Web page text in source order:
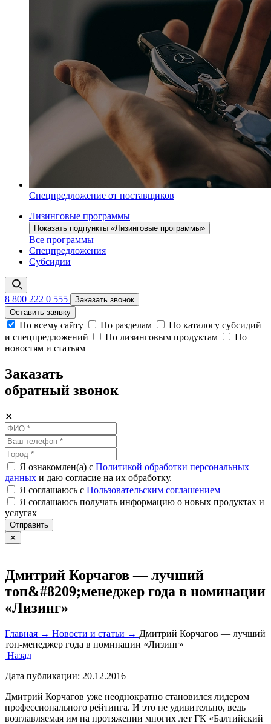
Спецпредложение от поставщиков
Лизинговые программы
Показать подпункты «Лизинговые программы»
Все программы
Спецпредложения
Субсидии
8 800 222 0 555
Заказать звонок
Оставить заявку
По всему сайту По разделам
По каталогу субсидий
и спецпредложений
По лизинговым продуктам
По
новостям и статьям
Заказать
обратный звонок
✕
Я ознакомлен(а) с Политикой обработки персональных
данных и даю согласие на их обработку.
Я соглашаюсь c Пользовательским соглашением
Я соглашаюсь получать информацию о новых продуктах и
услугах
Отправить
✕
Дмитрий Корчагов — лучший
топ&#8209;менеджер года в номинации
«Лизинг»
Главная → Новости и статьи → Дмитрий Корчагов — лучший
топ‑менеджер года в номинации «Лизинг»
Назад
Дата публикации: 20.12.2016
Дмитрий Корчагов уже неоднократно становился лидером
профессионального рейтинга. И это не удивительно, ведь
возглавляемая им на протяжении многих лет ГК «Балтийский